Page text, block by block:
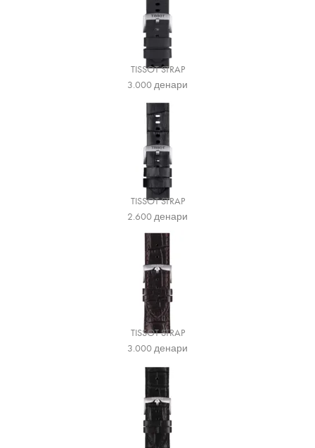
TISSOT STRAP
3.000денари
TISSOT STRAP
2.600денари
TISSOT STRAP
3.000денари